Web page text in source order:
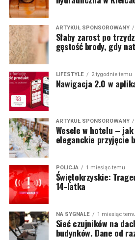
ARTYKUŁ SPONSOROWANY
Słaby zarost po
gęstość brody, gdy
LIFESTYLE 2 tygodnie temu
Nawigacja 2.0 w
ARTYKUŁ SPONSOROWANY
Wesele w hotelu –
eleganckie przyjęcie
POLICJA 1 miesiąc temu
Świętokrzyskie:
14-latka
NA SYGNALE 1 miesiąc
Sieć czujników na
budynków. Dane od